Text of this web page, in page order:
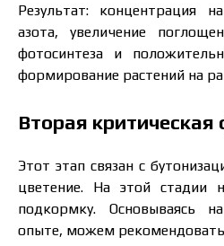
Результат: концентрация
азота, увеличение
фотосинтеза и
формирование растений на
Вторая критическая
Этот этап связан с
цветение. На этой стадии
подкормку. Основываясь
опыте, можем